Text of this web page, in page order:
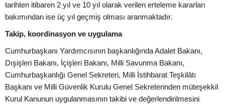
tarihten itibaren 2 yıl ve 10 yıl olarak verilen erteleme kararları
bakımından ise üç yıl geçmiş olması aranmaktadır.
Takip, koordinasyon ve uygulama
Cumhurbaşkanı Yardımcısının başkanlığında Adalet Bakanı,
Dışişleri Bakanı, İçişleri Bakanı, Milli Savunma Bakanı,
Cumhurbaşkanlığı Genel Sekreteri, Milli İstihbarat Teşkilâtı
Başkanı ve Milli Güvenlik Kurulu Genel Sekreterinden müteşekkil
Kurul Kanunun uygulanmasının takibi ve değerlendirilmesini